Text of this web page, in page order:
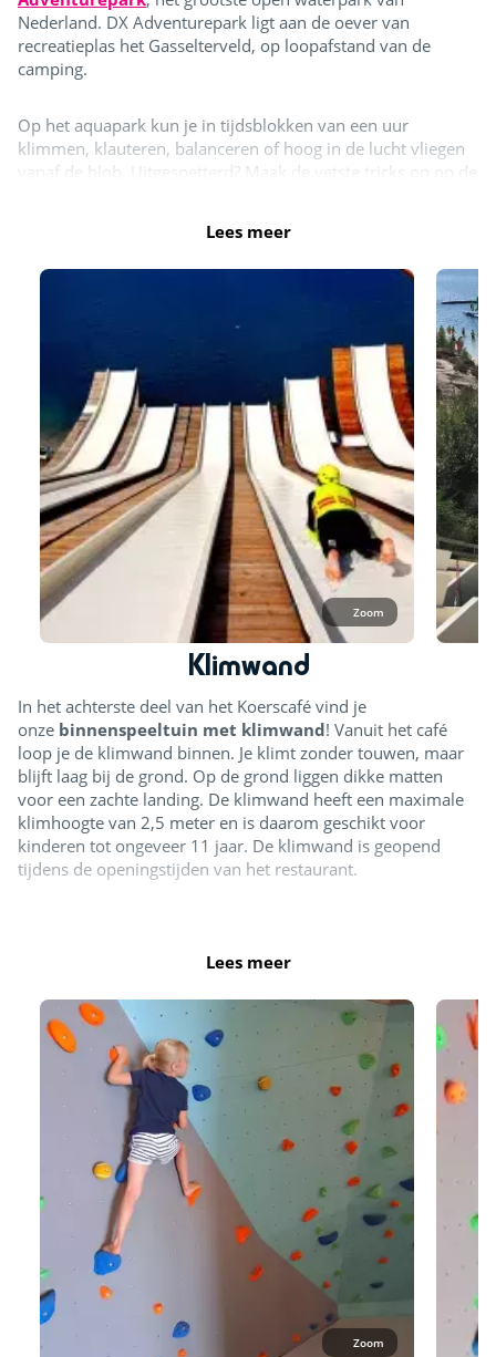
Nederland. DX Adventurepark ligt aan de oever van
recreatieplas het Gasselterveld, op loopafstand van de
camping.
Op het aquapark kun je in tijdsblokken van een uur
klimmen, klauteren, balanceren of hoog in de lucht vliegen
vanaf de blob. Uitgespetterd? Maak de vetste tricks op op de
Heb je een verblijf geboekt met aankomst in juli of augustus
en verblijf je minimaal 7 nachten? Dan krijg je gratis toegang
tot DX Adventurepark. Verblijf je korter dan 7 nachten of
buiten de maanden juli en augustus? Dan kun je tegen een
gereduceerd tarief gebruikmaken van de faciliteiten van DX
Adventurepark.
De openingstijden van het DX Adventurepark kun je vinden
op hunwebsite.
DX Adventurepark
Lees meer
Zoom
Klimwand
In het achterste deel van het Koerscafé vind je
onze binnenspeeltuin met klimwand! Vanuit het café
loop je de klimwand binnen. Je klimt zonder touwen, maar
blijft laag bij de grond. Op de grond liggen dikke matten
voor een zachte landing. De klimwand heeft een maximale
klimhoogte van 2,5 meter en is daarom geschikt voor
kinderen tot ongeveer 11 jaar. De klimwand is geopend
tijdens de openingstijden van het restaurant.
Lees meer
Zoom